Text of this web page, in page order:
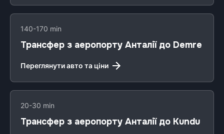
140-170 min
Трансфер з аеропорту Анталії до Demre
Переглянути авто та ціни
20-30 min
Трансфер з аеропорту Анталії до Kundu